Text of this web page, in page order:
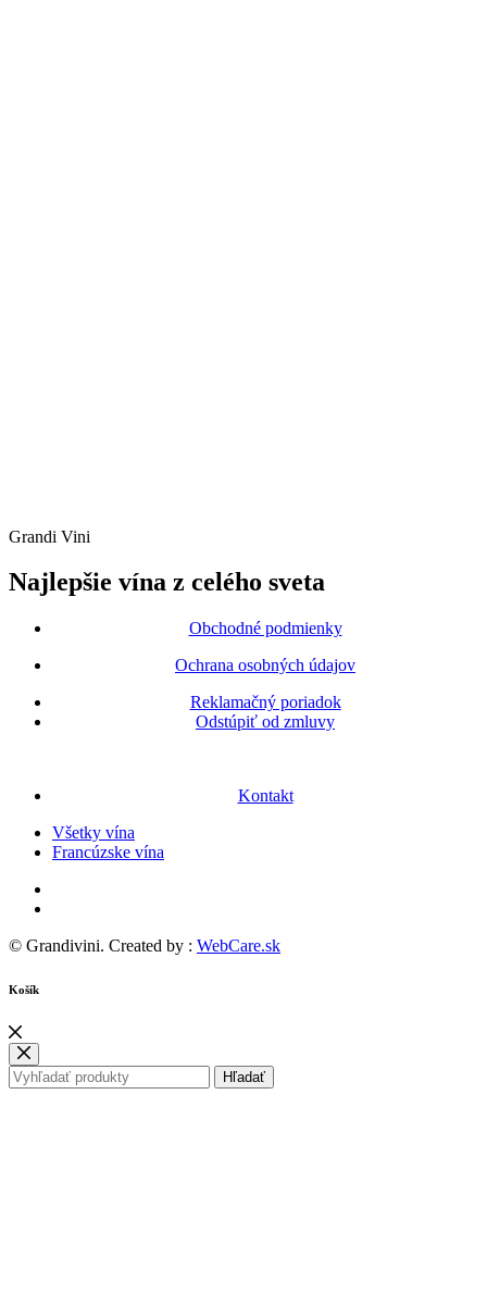
Grandi Vini
Najlepšie vína z celého sveta
Obchodné podmienky
Ochrana osobných údajov
Reklamačný poriadok
Odstúpiť od zmluvy
Kontakt
Všetky vína
Francúzske vína
© Grandivini. Created by : WebCare.sk
Košík
Hľadať